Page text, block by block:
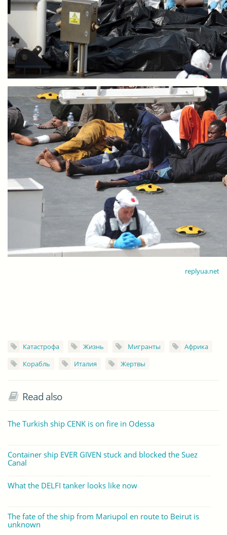
replyua.net
Катастрофа Жизнь Мигранты
Африка
Корабль
Италия Жертвы
Read also
The Turkish ship CENK is on fire in Odessa
Container ship EVER GIVEN stuck and blocked the Suez
Canal
What the DELFI tanker looks like now
The fate of the ship from Mariupol en route to Beirut is
unknown